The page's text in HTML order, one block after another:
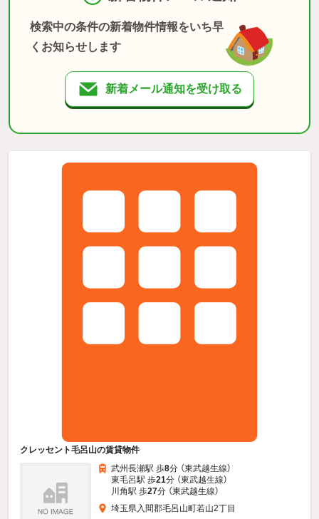
検索中の条件の新着物件情報をいち早
くお知らせします
新着メール通知を受け取る
クレッセント毛呂山の賃貸物件
武州長瀬駅 歩8分 （東武越生線）
東毛呂駅 歩21分 （東武越生線）
川角駅 歩27分 （東武越生線）
埼玉県入間郡毛呂山町若山2丁目